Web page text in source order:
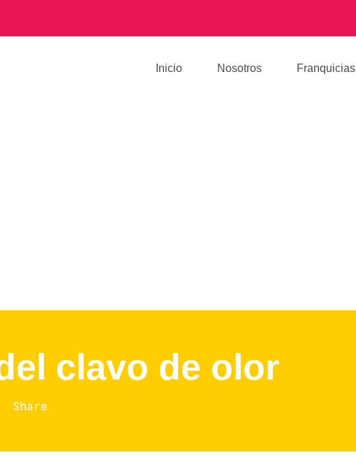
Inicio Nosotros Franquicias
clavo de olor
Share